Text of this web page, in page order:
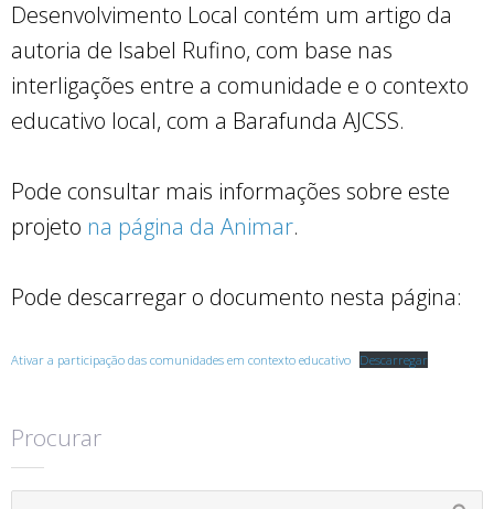
Desenvolvimento Local contém um artigo da
autoria de Isabel Rufino, com base nas
interligações entre a comunidade e o contexto
educativo local, com a Barafunda AJCSS.
Pode consultar mais informações sobre este
projeto na página da Animar.
Pode descarregar o documento nesta página:
Ativar a participação das comunidades em contexto educativo Descarregar
Procurar